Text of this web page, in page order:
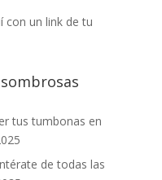
con un link de tu
tus tumbonas en
de todas las